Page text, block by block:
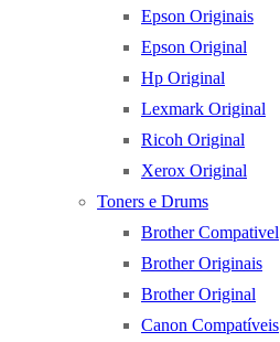
Epson Originais
Epson Original
Hp Original
Lexmark Original
Ricoh Original
Xerox Original
Toners e Drums
Brother Compativel
Brother Originais
Brother Original
Canon Compatíveis